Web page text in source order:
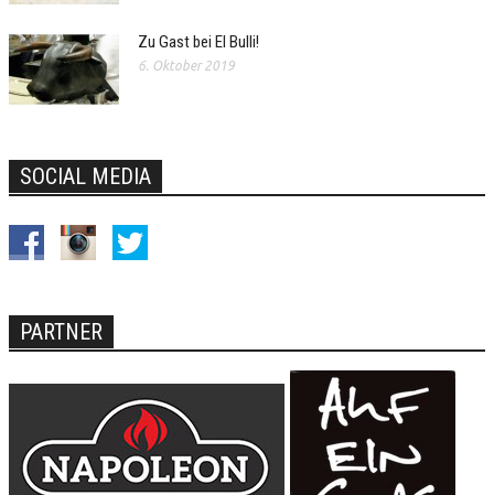
Zu Gast bei El Bulli!
6. Oktober 2019
SOCIAL MEDIA
PARTNER